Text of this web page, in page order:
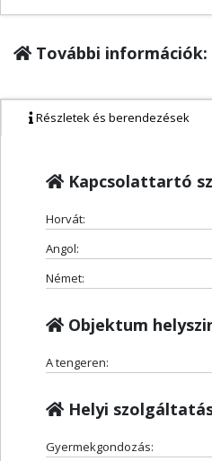
További információk:
Részletek és berendezések
Kapcsolattartó
Horvát:
Angol:
Német:
Objektum
A tengeren:
Helyi
Gyermekgondozás: